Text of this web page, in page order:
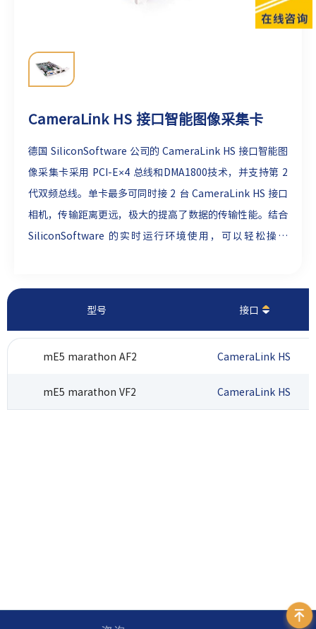
CameraLink HS 接口智能图像采集卡
德国 SiliconSoftware 公司的 CameraLink HS 接口智能图
像采集卡采用 PCI-E×4 总线和DMA1800技术，并支持第 2
代双频总线。单卡最多可同时接 2 台 CameraLink HS 接口
相机，传输距离更远，极大的提高了数据的传输性能。结合
SiliconSoftware 的实时运行环境使用，可以轻松操作
型号 接口
mE5 marathon AF2 CameraLink HS
mE5 marathon VF2 CameraLink HS